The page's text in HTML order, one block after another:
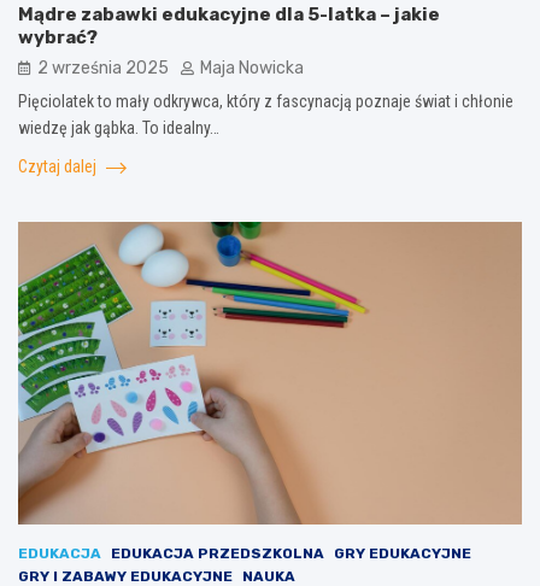
Mądre zabawki edukacyjne dla 5-latka – jakie
wybrać?
2 września 2025 Maja Nowicka
Pięciolatek to mały odkrywca, który z fascynacją poznaje świat i chłonie
wiedzę jak gąbka. To idealny…
Czytaj dalej
EDUKACJA EDUKACJA PRZEDSZKOLNA
GRY EDUKACYJNE
GRY I ZABAWY EDUKACYJNE
NAUKA